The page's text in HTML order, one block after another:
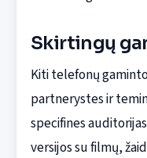
Skirtingų
Kiti telefonų
partnerystes ir
specifines
versijos su filmų,